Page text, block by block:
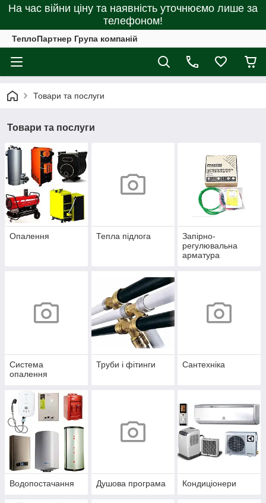
На час війни ціну та наявність уточнюємо лише за
телефоном!
ТеплоПартнер Група компаній
Товари та послуги
Товари та послуги
Опалення Тепла підлога
Запірно-
регулювальна
арматура
Система
опалення
Труби і фітинги Сантехніка
Водопостачання Душова програма Кондиціонери